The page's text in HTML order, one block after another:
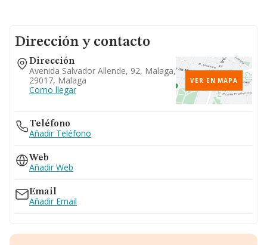
Dirección y contacto
Dirección
Avenida Salvador Allende, 92, Malaga,
29017, Malaga
Como llegar
VER EN MAPA
Teléfono
Añadir Teléfono
Web
Añadir Web
Email
Añadir Email